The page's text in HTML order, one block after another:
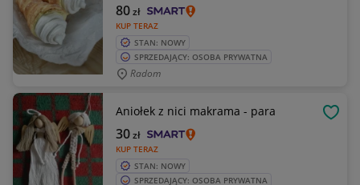
KUP TERAZ
80zł
STAN: NOWY
SPRZEDAJĄCY: OSOBA PRYWATNA
Radom
Aniołek z nici makrama - para
KUP TERAZ
30zł
STAN: NOWY
SPRZEDAJĄCY: OSOBA PRYWATNA